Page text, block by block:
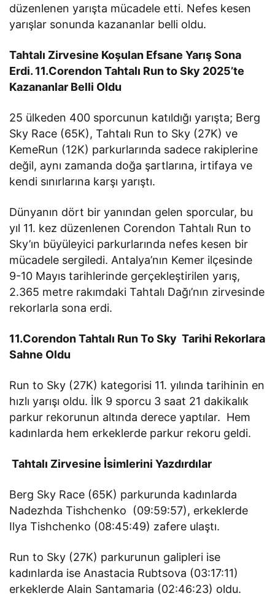
düzenlenen yarışta mücadele etti. Nefes kesen
yarışlar sonunda kazananlar belli oldu.
Tahtalı Zirvesine Koşulan Efsane Yarış Sona
Erdi. 11.Corendon Tahtalı Run to Sky 2025’te
Kazananlar Belli Oldu
25 ülkeden 400 sporcunun katıldığı yarışta; Berg
Sky Race (65K), Tahtalı Run to Sky (27K) ve
KemeRun (12K) parkurlarında sadece rakiplerine
değil, aynı zamanda doğa şartlarına, irtifaya ve
kendi sınırlarına karşı yarıştı.
Dünyanın dört bir yanından gelen sporcular, bu
yıl 11. kez düzenlenen Corendon Tahtalı Run to
Sky’ın büyüleyici parkurlarında nefes kesen bir
mücadele sergiledi. Antalya’nın Kemer ilçesinde
9-10 Mayıs tarihlerinde gerçekleştirilen yarış,
2.365 metre rakımdaki Tahtalı Dağı’nın zirvesinde
rekorlarla sona erdi.
11.Corendon Tahtalı Run To Sky Tarihi Rekorlara
Sahne Oldu
Run to Sky (27K) kategorisi 11. yılında tarihinin en
hızlı yarışı oldu. İlk 9 sporcu 3 saat 21 dakikalık
parkur rekorunun altında derece yaptılar. Hem
kadınlarda hem erkeklerde parkur rekoru geldi.
Tahtalı Zirvesine İsimlerini Yazdırdılar
Berg Sky Race (65K) parkurunda kadınlarda
Nadezhda Tishchenko (09:59:57), erkeklerde
Ilya Tishchenko (08:45:49) zafere ulaştı.
Run to Sky (27K) parkurunun galipleri ise
kadınlarda ise Anastacia Rubtsova (03:17:11)
erkeklerde Alain Santamaria (02:46:23) oldu.